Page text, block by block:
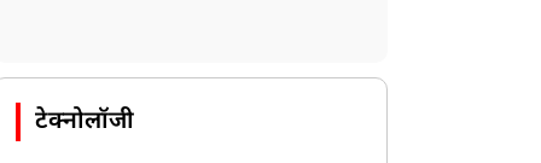
टेक्नोलॉजी